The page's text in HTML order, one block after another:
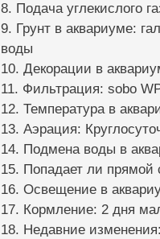
8. Подача углекислого
9. Грунт в аквариуме:
воды
10. Декорации в
11. Фильтрация: sobo
12. Температура в
13. Аэрация:
14. Подмена воды в
15. Попадает ли прямой
16. Освещение в
17. Кормление: 2 дня
18. Недавние